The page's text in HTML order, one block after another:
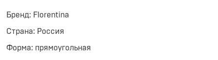
Бренд: Florentina
Страна: Россия
Форма: прямоугольная